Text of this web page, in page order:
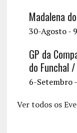
Madalena
30-Agosto -
GP da
do Funchal
6-Setembro
Ver todos os